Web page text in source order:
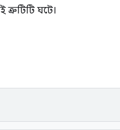
ত্রুটিটি ঘটে।